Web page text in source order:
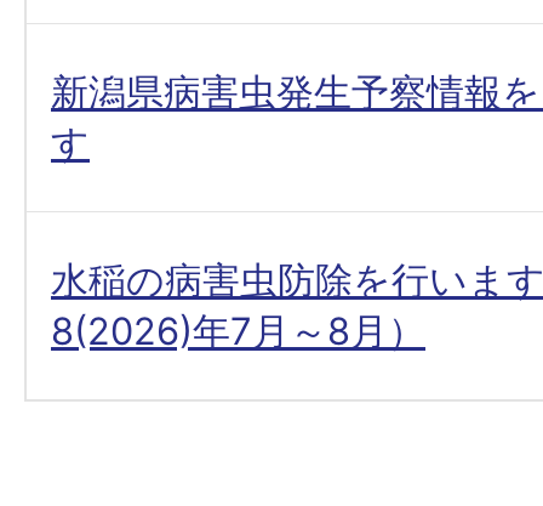
新潟県病害虫発生予察情報
す
水稲の病害虫防除を行いま
8(2026)年7月～8月）